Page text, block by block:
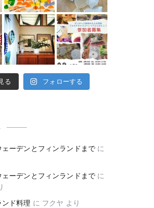
る フォローする
ェーデンとフィンランドまで に
ェーデンとフィンランドまで に
ド料理 に フクヤ より